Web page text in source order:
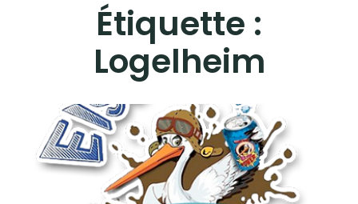
Étiquette :
Logelheim
AMÉRIQUE CENTRALE
AMÉRIQUE DU SUD